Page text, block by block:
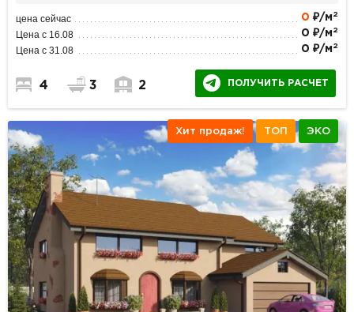
цена сейчас 0 ₽/м 2
Цена с 16.08 0 ₽/м 2
Цена с 31.08 0 ₽/м 2
4 3 2 ПОЛУЧИТЬ РАСЧЕТ
Хит продаж! ТОП ЭКО